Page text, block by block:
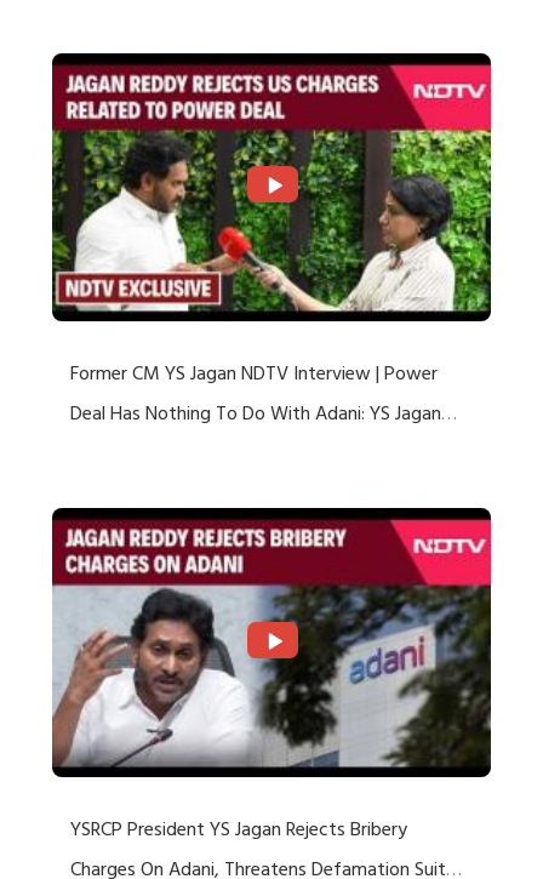
Former CM YS Jagan NDTV Interview | Power
Deal Has Nothing To Do With Adani: YS Jagan
YSRCP President YS Jagan Rejects Bribery
Charges On Adani, Threatens Defamation Suit